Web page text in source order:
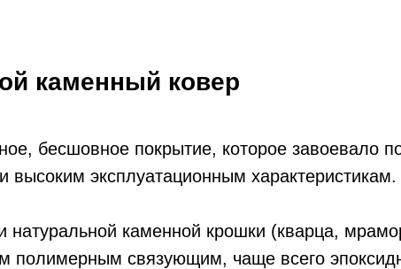
каменный ковер
бесшовное покрытие, которое завоевало
высоким эксплуатационным характеристикам.
натуральной каменной крошки (кварца,
полимерным связующим, чаще всего